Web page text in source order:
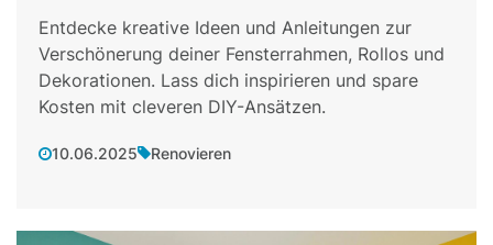
Entdecke kreative Ideen und Anleitungen zur
Verschönerung deiner Fensterrahmen, Rollos und
Dekorationen. Lass dich inspirieren und spare
Kosten mit cleveren DIY-Ansätzen.
10.06.2025 Renovieren